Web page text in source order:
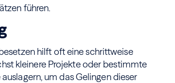
führen.
hilft oft eine schrittweise
kleinere Projekte oder bestimmte
um das Gelingen dieser